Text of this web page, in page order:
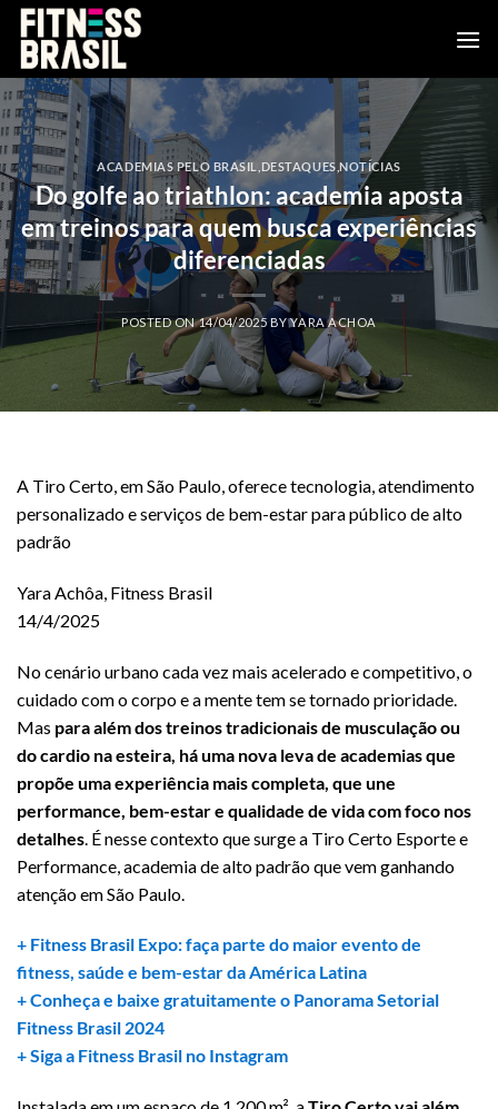
Skip
content
ACADEMIAS PELO BRASIL DESTAQUES ,NOTÍCIAS
Do golfe ao triathlon: academia aposta
em treinos para quem busca experiências
diferenciadas
POSTED ON14/04/2025 BYYARA ACHOA
A Tiro Certo, em São Paulo, oferece tecnologia, atendimento
personalizado e serviços de bem-estar para público de alto
padrão
Yara Achôa, Fitness Brasil
14/4/2025
No cenário urbano cada vez mais acelerado e competitivo, o
cuidado com o corpo e a mente tem se tornado prioridade.
Mas para além dos treinos tradicionais de musculação ou
do cardio na esteira, há uma nova leva de academias que
propõe uma experiência mais completa, que une
performance, bem-estar e qualidade de vida com foco nos
detalhes . É nesse contexto que surge a Tiro Certo Esporte e
Performance, academia de alto padrão que vem ganhando
atenção em São Paulo.
+ Fitness Brasil Expo: faça parte do maior evento de
fitness, saúde e bem-estar da América Latina
+ Conheça e baixe gratuitamente o Panorama Setorial
Fitness Brasil 2024
+ Siga a Fitness Brasil no Instagram